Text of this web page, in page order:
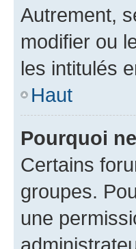
Autrement,
modifier ou
les intitulés
Haut
Pourquoi
Certains
groupes.
une